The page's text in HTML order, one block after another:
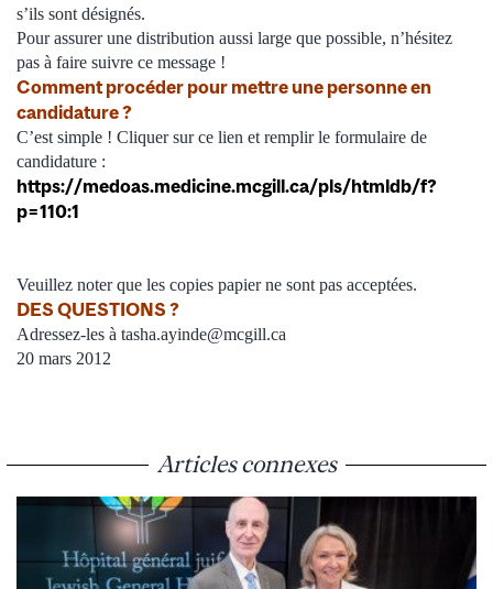
s’ils sont désignés.
Pour assurer une distribution aussi large que possible, n’hésitez
pas à faire suivre ce message !
Comment procéder pour mettre une personne en
candidature ?
C’est simple ! Cliquer sur ce lien et remplir le formulaire de
candidature :
https://medoas.medicine.mcgill.ca/pls/htmldb/f?
p=110:1
Veuillez noter que les copies papier ne sont pas acceptées.
DES QUESTIONS ?
Adressez-les à tasha.ayinde@mcgill.ca
20 mars 2012
Articles connexes